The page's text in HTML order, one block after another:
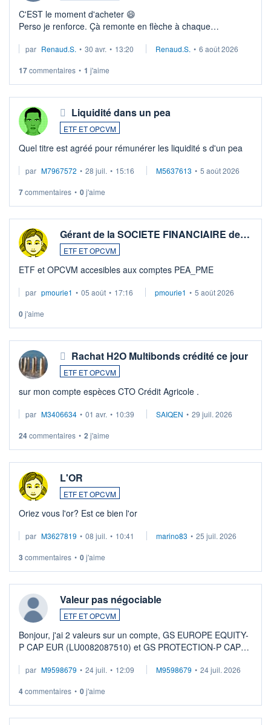
C'EST le moment d'acheter 😄​
Perso je renforce. Çà remonte en flèche à chaque
Investissement long terme tip top pour sa retraite.
par Renaud.S. • 30 avr. • 13:20 Renaud.S. • 6 août 2026
17commentaires • 1 j'aime
Liquidité dans un pea
ETF ET OPCVM
Quel titre est agréé pour rémunérer les liquidité s d'un pea
par M7967572 • 28 juil. • 15:16 M5637613 • 5 août 2026
7commentaires • 0j'aime
Gérant de la SOCIETE FINANCIAIRE de…
ETF ET OPCVM
ETF et OPCVM accesibles aux comptes PEA_PME
par pmourie1 • 05 août • 17:16 pmourie1 • 5 août 2026
0j'aime
Rachat H2O Multibonds crédité ce jour
ETF ET OPCVM
sur mon compte espèces CTO Crédit Agricole .
par M3406634 • 01 avr. • 10:39 SAIQEN • 29 juil. 2026
24commentaires • 2 j'aime
L'OR
ETF ET OPCVM
Oriez vous l'or? Est ce bien l'or
par M3627819 • 08 juil. • 10:41 marino83 • 25 juil. 2026
3 commentaires • 0j'aime
Valeur pas négociable
ETF ET OPCVM
Bonjour, j'ai 2 valeurs sur un compte, GS EUROPE EQUITY-
P CAP EUR (LU0082087510) et GS PROTECTION-P CAP
veux procéder à la vente, on me signale ...
par M9598679 • 24 juil. • 12:09 M9598679 • 24 juil. 2026
4commentaires • 0j'aime